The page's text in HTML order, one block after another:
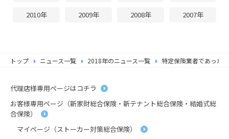
2010年 2009年 2008年 2007年
トップ ニュース一覧 2018年のニュース一覧 特定保険業者であった
代理店様専用ページはコチラ
お客様専用ページ（新家財総合保険・新テナント総合保険・結婚式総
合保険）
マイページ（ストーカー対策総合保険）